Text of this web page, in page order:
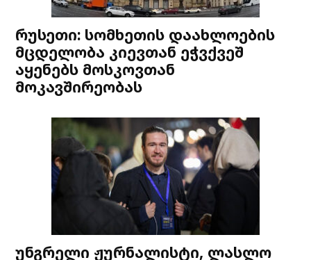
რუსეთი: სომხეთის დაახლოების
მცდელობა კიევთან ეჭვქვეშ
აყენებს მოსკოვთან
მოკავშირეობას
უნგრელი ჟურნალისტი, ლასლო